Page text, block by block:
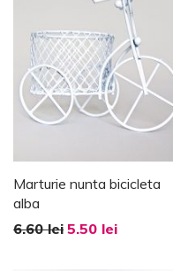
Marturie nunta bicicleta
alba
6.60lei 5.50 lei